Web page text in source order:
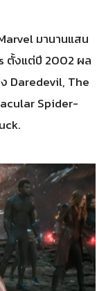
มานานแสน
ตั้งแต่ปี 2002 ผล
Daredevil, The
Spider-